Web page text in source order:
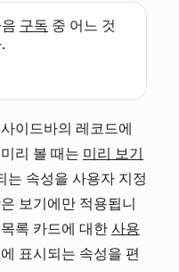
구독 중 어느 것
이드바의 레코드에
리 볼 때는 미리 보기
는 속성을 사용자 지정
보기에만 적용됩니
록 카드에 대한 사용
표시되는 속성을 편